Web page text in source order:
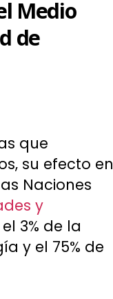
Medio
de
que
su efecto en
Naciones
y
3% de la
y el 75% de